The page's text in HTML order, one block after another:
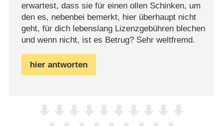
erwartest, dass sie für einen ollen Schinken, um
den es, nebenbei bemerkt, hier überhaupt nicht
geht, für dich lebenslang Lizenzgebühren blechen
und wenn nicht, ist es Betrug? Sehr weltfremd.
hier antworten